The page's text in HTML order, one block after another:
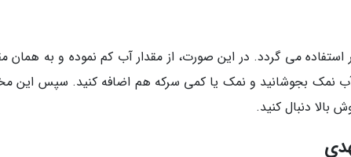
می گردد. در این صورت، از مقدار آب کم نموده و به همان
آب نمک بجوشانید و نمک یا کمی سرکه هم اضافه کنید. سپس این
بالا دنبال کنید.